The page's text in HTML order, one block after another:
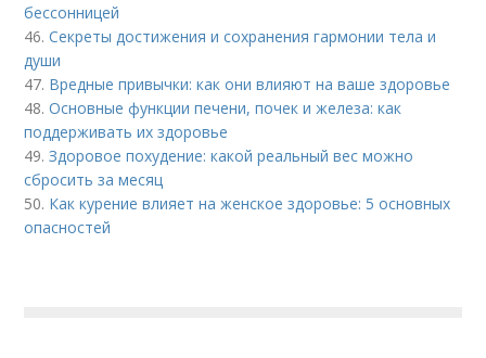
бессонницей
46.Секреты достижения и сохранения гармонии тела и
души
47. Вредные привычки: как они влияют на ваше здоровье
48.Основные функции печени, почек и железа: как
поддерживать их здоровье
49.Здоровое похудение: какой реальный вес можно
сбросить за месяц
50. Как курение влияет на женское здоровье: 5 основных
опасностей